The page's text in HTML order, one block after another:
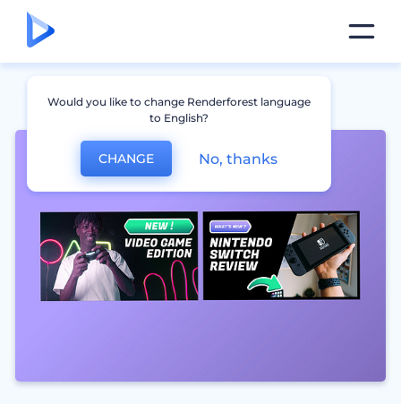
Would you like to change Renderforest language
to English?
CHANGE No, thanks